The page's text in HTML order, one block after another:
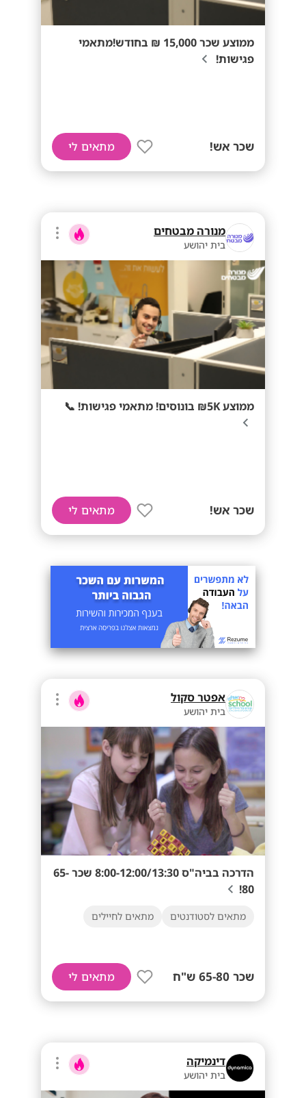
ממוצע שכר 15,000 ₪ בחודש!מתאמי
פגישות!
שכר אש! מתאים לי
מנורה מבטחים
בית יהושע
ממוצע 5K₪ בונוסים! מתאמי פגישות! 📞
שכר אש! מתאים לי
אפטר סקול
בית יהושע
הדרכה בביה"ס 8:00-12:00/13:30 שכר 65-
80!
מתאים לסטודנטים מתאים לחיילים
שכר 65-80 ש"ח מתאים לי
דינמיקה
בית יהושע